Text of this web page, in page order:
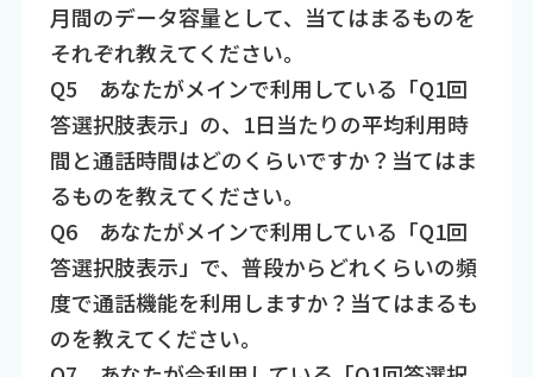
月間のデータ容量として、当てはまるものを
それぞれ教えてください。
Q5 あなたがメインで利用している「Q1回
答選択肢表示」の、1日当たりの平均利用時
間と通話時間はどのくらいですか？当てはま
るものを教えてください。
Q6 あなたがメインで利用している「Q1回
答選択肢表示」で、普段からどれくらいの頻
度で通話機能を利用しますか？当てはまるも
のを教えてください。